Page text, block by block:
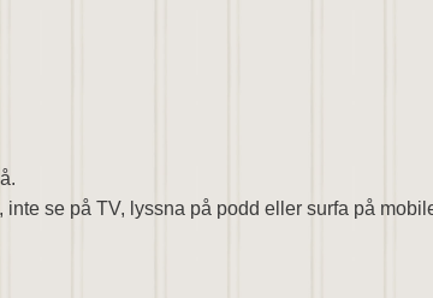
se på TV, lyssna på podd eller surfa på